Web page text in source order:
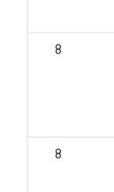
8
8